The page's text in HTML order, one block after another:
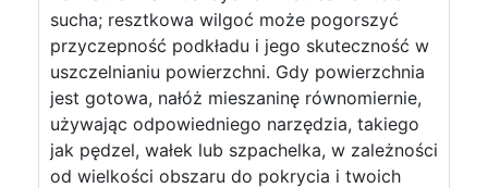
sucha; resztkowa wilgoć może pogorszyć
przyczepność podkładu i jego skuteczność w
uszczelnianiu powierzchni. Gdy powierzchnia
jest gotowa, nałóż mieszaninę równomiernie,
używając odpowiedniego narzędzia, takiego
jak pędzel, wałek lub szpachelka, w zależności
od wielkości obszaru do pokrycia i twoich